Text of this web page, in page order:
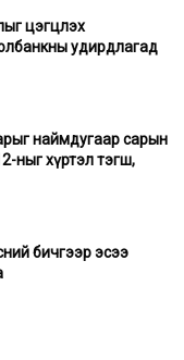
цэгцлэх
удирдлагад
наймдугаар сарын
ныг хүртэл тэгш,
бичгээр эсээ